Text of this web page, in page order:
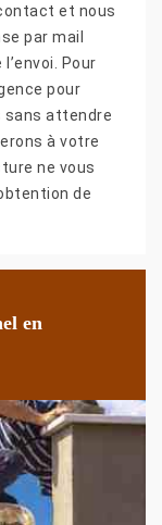
et nous
par mail
Pour
pour
sans attendre
à votre
ne vous
de
en